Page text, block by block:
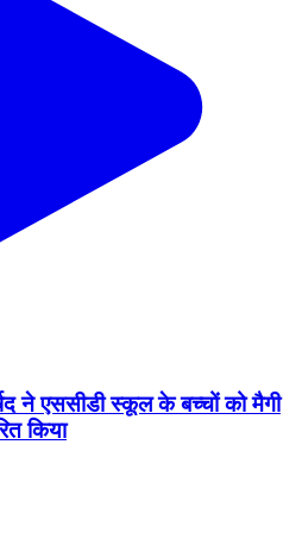
ने एससीडी स्कूल के बच्चों को मैगी
किया